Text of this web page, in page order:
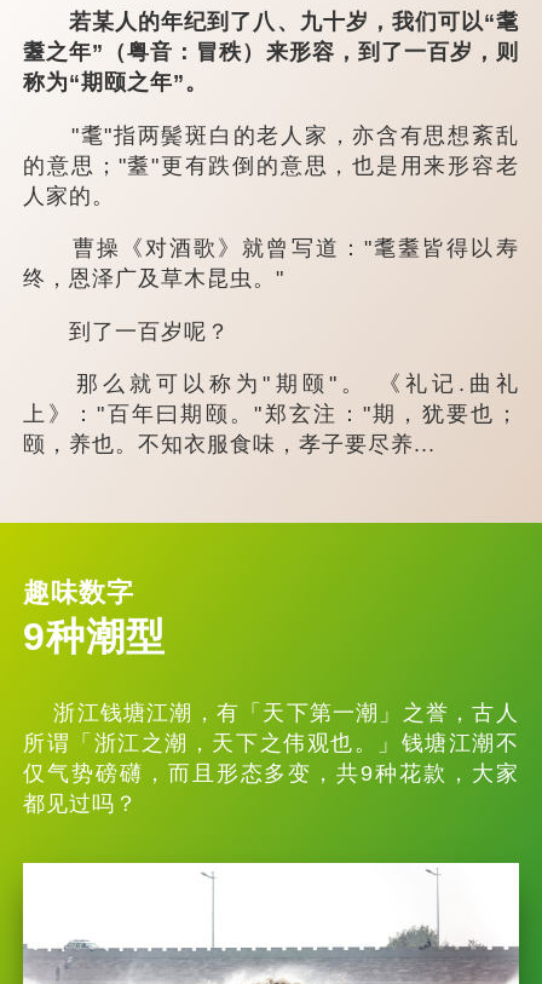
若某人的年纪到了八、九十岁，我们可以“耄
耋之年”（粤音：冒秩）来形容，到了一百岁，则
称为“期颐之年”。
"耄"指两鬓斑白的老人家，亦含有思想紊乱
的意思；"耋"更有跌倒的意思，也是用来形容老
人家的。
曹操《对酒歌》就曾写道："耄耋皆得以寿
终，恩泽广及草木昆虫。"
到了一百岁呢？
那么就可以称为"期颐"。 《礼记.曲礼
上》："百年曰期颐。"郑玄注："期，犹要也；
颐，养也。不知衣服食味，孝子要尽养...
趣味数字
9种潮型
浙江钱塘江潮，有「天下第一潮」之誉，古人
所谓「浙江之潮，天下之伟观也。」钱塘江潮不
仅气势磅礴，而且形态多变，共9种花款，大家
都见过吗？